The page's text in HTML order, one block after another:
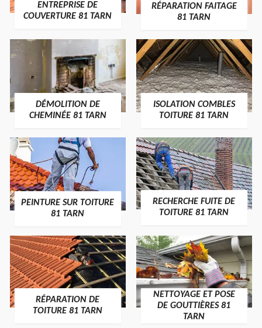
ENTREPRISE DE
COUVERTURE 81 TARN
RÉPARATION FAITAGE
81 TARN
DÉMOLITION DE
CHEMINÉE 81 TARN
ISOLATION COMBLES
TOITURE 81 TARN
PEINTURE SUR TOITURE
81 TARN
RECHERCHE FUITE DE
TOITURE 81 TARN
RÉPARATION DE
TOITURE 81 TARN
NETTOYAGE ET POSE
DE GOUTTIÈRES 81
TARN